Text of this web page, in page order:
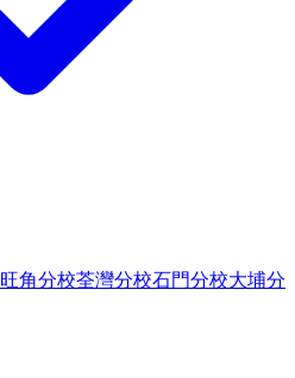
旺角分校荃灣分校石門分校大埔分